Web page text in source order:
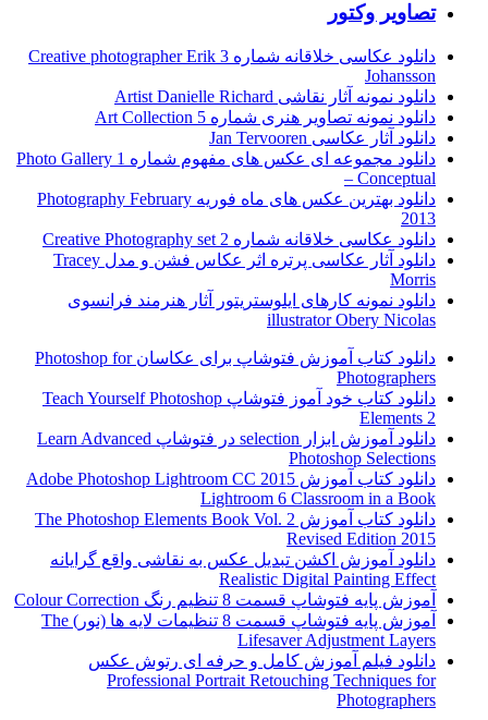
تصاویر وکتور
دانلود عکاسی خلاقانه شماره 3 Creative photographer Erik
Johansson
دانلود نمونه آثار نقاشی Artist Danielle Richard
دانلود نمونه تصاویر هنری شماره 5 Art Collection
دانلود آثار عکاسی Jan Tervooren
دانلود مجموعه ای عکس های مفهوم شماره 1 Photo Gallery
– Conceptual
دانلود بهترین عکس های ماه فوریه Photography February
2013
دانلود عکاسی خلاقانه شماره 2 Creative Photography set
دانلود آثار عکاسی پرتره اثر عکاس فشن و مدل Tracey
Morris
دانلود نمونه کارهای ایلوستریتور آثار هنرمند فرانسوی
illustrator Obery Nicolas
دانلود کتاب آموزش فتوشاپ برای عکاسان Photoshop for
Photographers
دانلود کتاب خود آموز فتوشاپ Teach Yourself Photoshop
Elements 2
دانلود آموزش ابزار selection در فتوشاپ Learn Advanced
Photoshop Selections
دانلود کتاب آموزش Adobe Photoshop Lightroom CC 2015
Lightroom 6 Classroom in a Book
دانلود کتاب آموزش The Photoshop Elements Book Vol. 2
Revised Edition 2015
دانلود آموزش اکشن تبدیل عکس به نقاشی واقع گرایانه
Realistic Digital Painting Effect
آموزش پایه فتوشاپ قسمت 8 تنظیم رنگ Colour Correction
آموزش پایه فتوشاپ قسمت 8 تنظیمات لایه ها (نور) The
Lifesaver Adjustment Layers
دانلود فیلم آموزش کامل و حرفه ای رتوش عکس
Professional Portrait Retouching Techniques for
Photographers